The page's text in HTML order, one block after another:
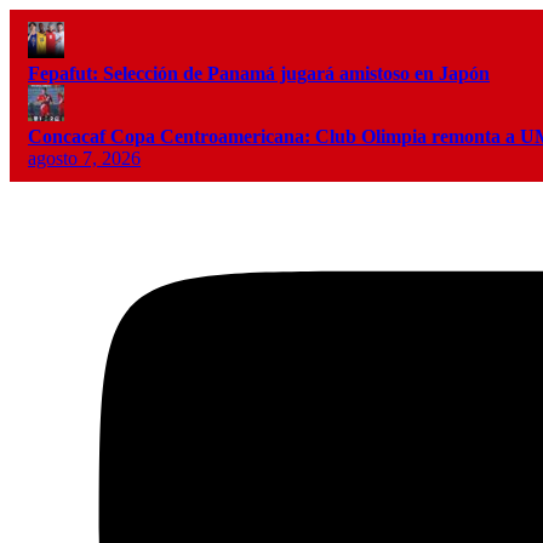
Fepafut: Selección de Panamá jugará amistoso en Japón
Concacaf Copa Centroamericana: Club Olimpia remonta a
agosto 7, 2026